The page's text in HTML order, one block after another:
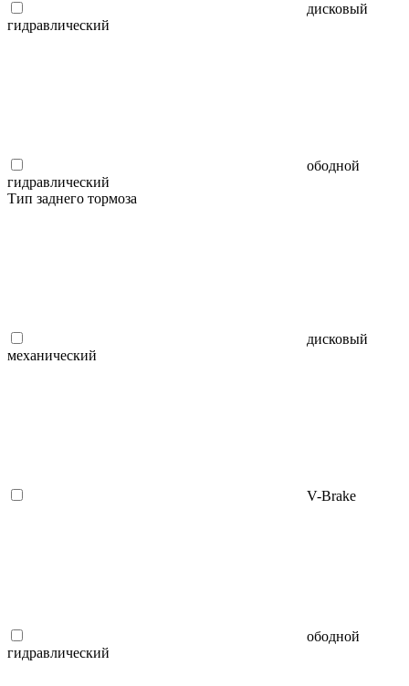
дисковый
гидравлический
ободной
гидравлический
Тип заднего тормоза
дисковый
механический
V-Brake
ободной
гидравлический